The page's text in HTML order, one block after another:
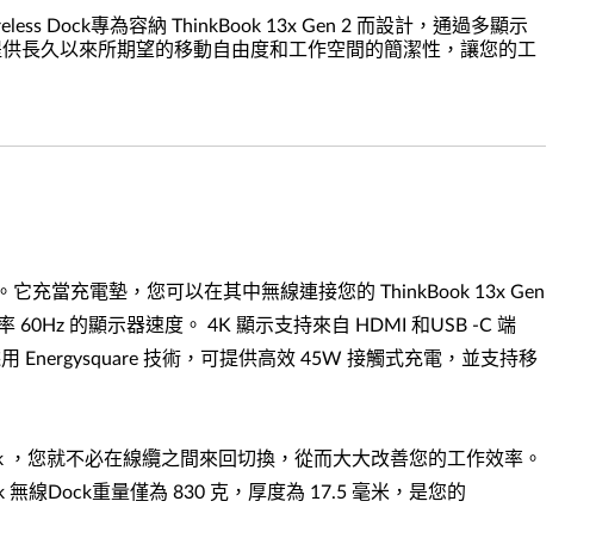
Dock專為容納 ThinkBook 13x Gen 2 而設計，通過多顯示
長久以來所期望的移動自由度和工作空間的簡潔性，讓您的工
充當充電墊，您可以在其中無線連接您的 ThinkBook 13x Gen
60Hz 的顯示器速度。 4K 顯示支持來自 HDMI 和USB -C 端
Energysquare 技術，可提供高效 45W 接觸式充電，並支持移
您就不必在線纜之間來回切換，從而大大改善您的工作效率。
線Dock重量僅為 830 克，厚度為 17.5 毫米，是您的